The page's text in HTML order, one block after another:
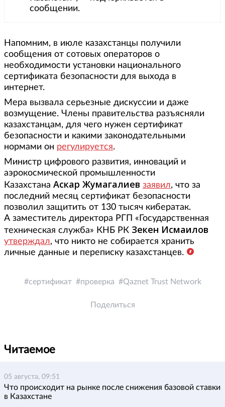
сообщении.
Напомним, в июле казахстанцы получили
сообщения от сотовых операторов о
необходимости установки национального
сертификата безопасности для выхода в
интернет.
Мера вызвала серьезные дискуссии и даже
возмущение. Члены правительства разъясняли
казахстанцам, для чего нужен сертификат
безопасности и какими законодательными
нормами он регулируется.
Министр цифрового развития, инноваций и
аэрокосмической промышленности
Казахстана Аскар Жумагалиев заявил, что за
последний месяц сертификат безопасности
позволил защитить от 130 тысяч кибератак.
А заместитель директора РГП «Государственная
техническая служба» КНБ РК Зекен Исмаилов
утверждал, что никто не собирается хранить
личные данные и переписку казахстанцев.
сертификат проверка Qaznet Trust Network
Поделиться
Читаемое
05 августа, 09:51
Что происходит на рынке после снижения базовой ставки
в Казахстане